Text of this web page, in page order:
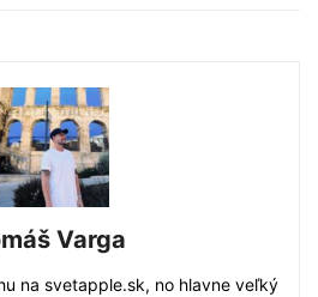
Varga
na svetapple.sk, no hlavne veľký